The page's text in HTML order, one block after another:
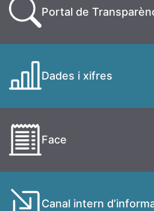
Portal de
Dades i xifres
Face
Canal intern